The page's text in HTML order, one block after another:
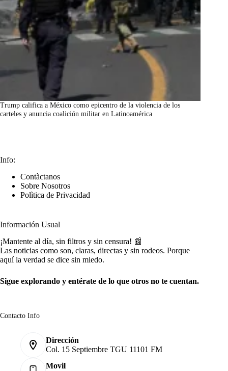
Trump califica a México como epicentro de la violencia de los
carteles y anuncia coalición militar en Latinoamérica
Info:
Contàctanos
Sobre Nosotros
Polìtica de Privacidad
Información Usual
¡Mantente al día, sin filtros y sin censura! 📰
Las noticias como son, claras, directas y sin rodeos. Porque
aquí la verdad se dice sin miedo.
Sigue explorando y entérate de lo que otros no te cuentan.
Contacto Info
Dirección
Col. 15 Septiembre TGU 11101 FM
Movil